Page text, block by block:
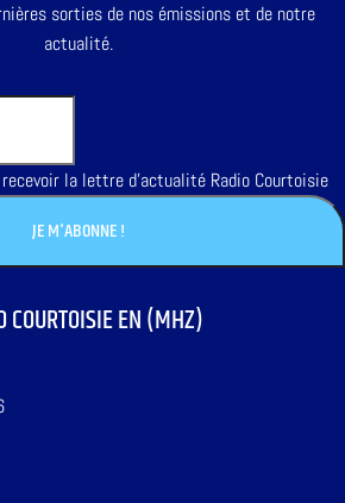
sorties de nos émissions et de notre
actualité.
la lettre d'actualité Radio Courtoisie
COURTOISIE EN (MHZ)